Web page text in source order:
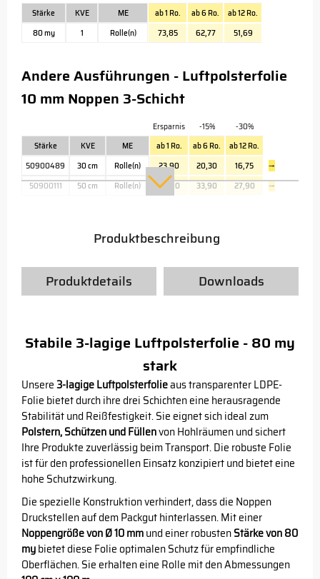
Stärke
KVE ME ab 1 Ro. ab 6 Ro.
ab 12 Ro.
80 my
1 Rolle(n) 73,85 62,77 51,69
Andere Ausführungen - Luftpolsterfolie
10 mm Noppen 3-Schicht
Ersparnis -15%
-30%
Stärke
KVE ME ab 1 Ro. ab 6 Ro.
ab 12 Ro.
50900489
30 cm Rolle(n) 23,90 20,30 16,75
→
50900111
50 cm Rolle(n) 39,90 33,90 27,90 →
Produktbeschreibung
Produktdetails Downloads
Stabile 3-lagige Luftpolsterfolie - 80 my
stark
Unsere3-lagige Luftpolsterfolieaus transparenter LDPE-
Folie bietet durch ihre drei Schichten eine herausragende
Stabilität und Reißfestigkeit. Sie eignet sich ideal zum
Polstern, Schützen und Füllenvon Hohlräumen und sichert
Ihre Produkte zuverlässig beim Transport. Die robuste Folie
ist für den professionellen Einsatz konzipiert und bietet eine
hohe Schutzwirkung.
Die spezielle Konstruktion verhindert, dass die Noppen
Druckstellen auf dem Packgut hinterlassen. Mit einer
Noppengröße von Ø 10 mmund einer robustenStärke von 80
mybietet diese Folie optimalen Schutz für empfindliche
Oberflächen. Sie erhalten eine Rolle mit den Abmessungen